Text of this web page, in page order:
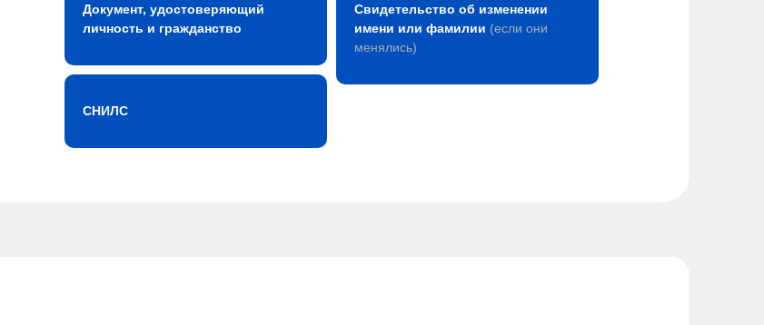
Документ, удостоверяющий
личность и гражданство
СНИЛС
Свидетельство об изменении
имени или фамилии (если они
менялись)